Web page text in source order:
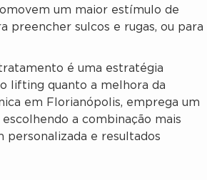
um maior estímulo de
preencher sulcos e rugas, ou para
é uma estratégia
lifting quanto a melhora da
em Florianópolis, emprega um
a combinação mais
personalizada e resultados